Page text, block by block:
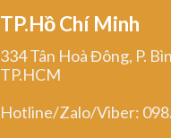
TP.Hồ Chí Minh
334 Tân Hoà Đông, P.
TP.HCM
Hotline/Zalo/Viber: